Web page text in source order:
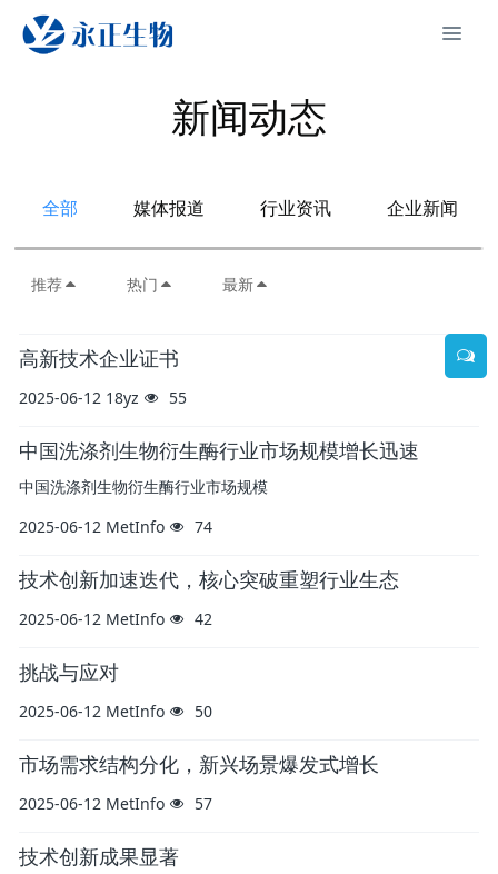
新闻动态
全部 媒体报道 行业资讯 企业新闻
推荐 热门 最新
高新技术企业证书
2025-06-12 18yz 55
中国洗涤剂生物衍生酶行业市场规模增长迅速
中国洗涤剂生物衍生酶行业市场规模
2025-06-12 MetInfo 74
技术创新加速迭代，核心突破重塑行业生态
2025-06-12 MetInfo 42
挑战与应对
2025-06-12 MetInfo 50
市场需求结构分化，新兴场景爆发式增长
2025-06-12 MetInfo 57
技术创新成果显著